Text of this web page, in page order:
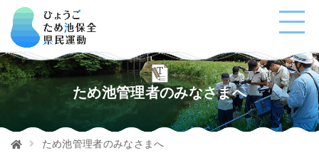
ため池管理者のみなさまへ
ため池管理者のみなさまへ